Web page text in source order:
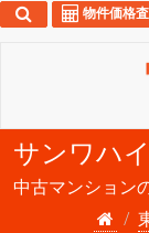
物件価格
サンワハ
中古マンション